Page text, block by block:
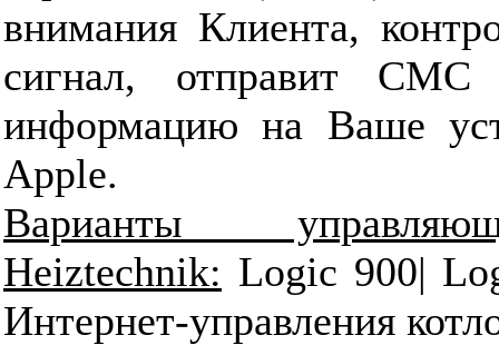
внимания Клиента,
сигнал, отправит СМС
информацию на Ваше
Apple.
Варианты
Heiztechnik: Logic 900|
Интернет-управления